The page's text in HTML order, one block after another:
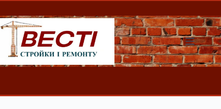
Перейти
вмісту